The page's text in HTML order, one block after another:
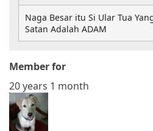
Member for
20 years 1 month
Naga Besar itu Si Ular Tua
Satan Adalah ADAM